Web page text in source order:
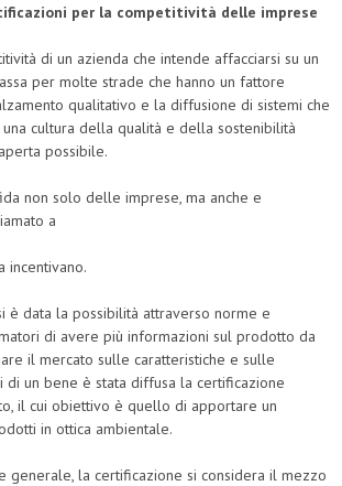
per la competitività delle imprese
di un azienda che intende affacciarsi su un
per molte strade che hanno un fattore
qualitativo e la diffusione di sistemi che
cultura della qualità e della sostenibilità
possibile.
non solo delle imprese, ma anche e
a
incentivano.
è data la possibilità attraverso norme e
di avere più informazioni sul prodotto da
il mercato sulle caratteristiche e sulle
di un bene è stata diffusa la certificazione
il cui obiettivo è quello di apportare un
in ottica ambientale.
generale, la certificazione si considera il mezzo